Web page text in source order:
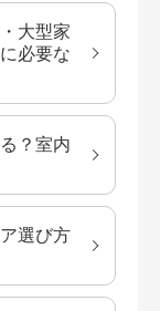
大型家
必要な
？室内
選び方